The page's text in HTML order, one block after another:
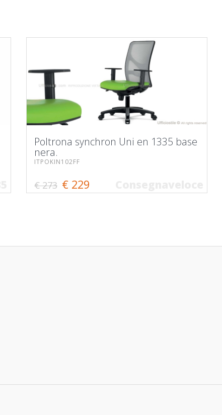
Poltrona synchron Uni en 1335 base
nera.
ITPOKIN102FF
€ 273 € 229